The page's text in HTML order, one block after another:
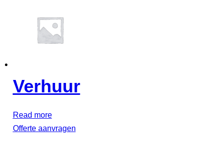
Verhuur
Read more
Offerte aanvragen